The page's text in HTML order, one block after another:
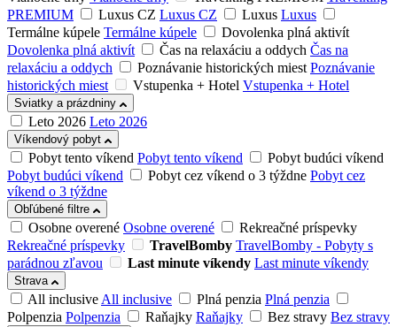
PREMIUM
Luxus CZ Luxus CZ Luxus Luxus
Termálne kúpele Termálne kúpele
Dovolenka plná aktivít
Dovolenka plná aktivít
Čas na relaxáciu a oddych Čas na
relaxáciu a oddych
Poznávanie historických miest Poznávanie
historických miest
Vstupenka + Hotel Vstupenka + Hotel
Sviatky a prázdniny
Leto 2026 Leto 2026
Víkendový pobyt
Pobyt tento víkend Pobyt tento víkend
Pobyt budúci víkend
Pobyt budúci víkend
Pobyt cez víkend o 3 týždne Pobyt cez
víkend o 3 týždne
Obľúbené filtre
Osobne overené Osobne overené
Rekreačné príspevky
Rekreačné príspevky
TravelBomby TravelBomby - Pobyty s
parádnou zľavou
Last minute víkendy Last minute víkendy
Strava
All inclusiveAll inclusive Plná penzia Plná penzia
Polpenzia Polpenzia Raňajky Raňajky Bez stravy Bez stravy